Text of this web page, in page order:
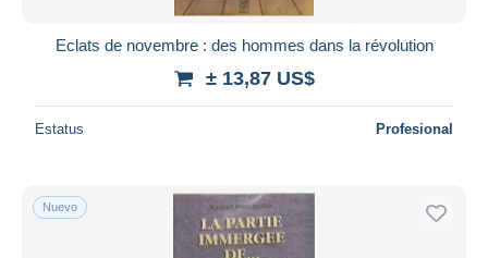
Eclats de novembre : des hommes dans la révolution
± 13,87 US$
Estatus Profesional
Nuevo